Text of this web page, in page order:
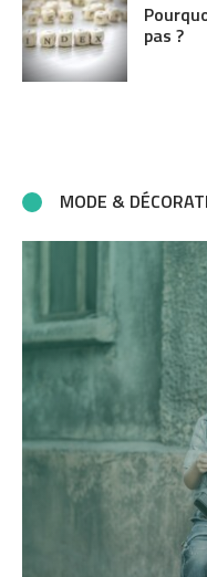
pas ?
MODE &